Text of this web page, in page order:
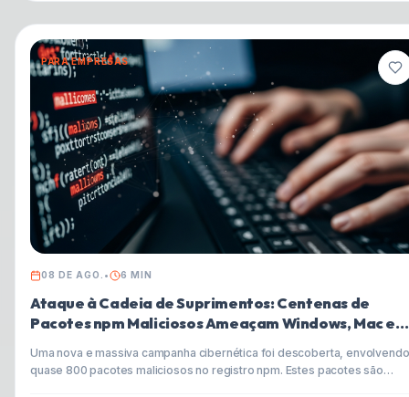
PARA EMPRESAS
08 DE AGO. • 6 MIN
Ataque à Cadeia de Suprimentos: Centenas de
Pacotes npm Maliciosos Ameaçam Windows, Mac e
Uma nova e massiva campanha cibernética foi descoberta, envolvendo
quase 800 pacotes maliciosos no registro npm. Estes pacotes são